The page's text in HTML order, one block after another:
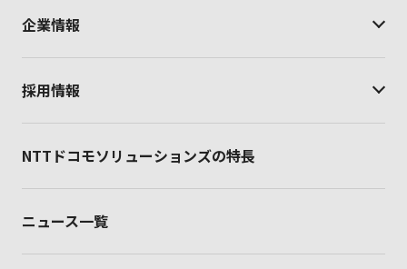
企業情報
採用情報
NTTドコモソリューションズの特長
ニュース一覧